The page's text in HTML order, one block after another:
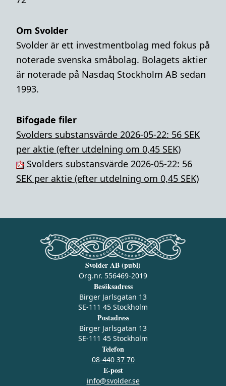
Om Svolder
Svolder är ett investmentbolag med fokus på
noterade svenska småbolag. Bolagets aktier
är noterade på Nasdaq Stockholm AB sedan
1993.
Bifogade filer
Svolders substansvärde 2026-05-22: 56 SEK
per aktie (efter utdelning om 0,45 SEK)
Svolders substansvärde 2026-05-22: 56
SEK per aktie (efter utdelning om 0,45 SEK)
Svolder AB (publ)
Org.nr. 556469-2019
Besöksadress
Birger Jarlsgatan 13
SE-111 45 Stockholm
Postadress
Birger Jarlsgatan 13
SE-111 45 Stockholm
Telefon
08-440 37 70
E-post
info@svolder.se